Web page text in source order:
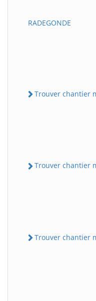
RADEGONDE
Trouver chantier
Trouver chantier
Trouver chantier